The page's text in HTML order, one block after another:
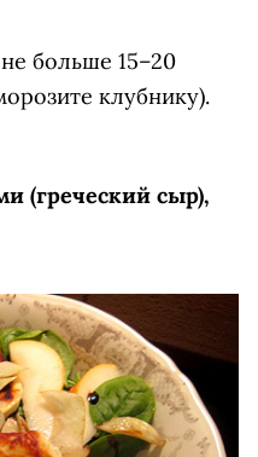
больше 15–20
клубнику).
(греческий сыр),